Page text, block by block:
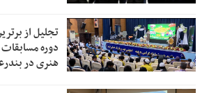
تجلیل از
دوره
هنری در